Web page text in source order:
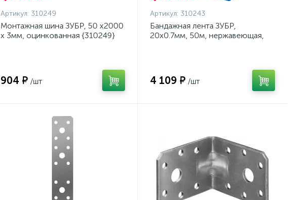
Артикул: 310249
Монтажная шина ЗУБР, 50 х2000
х 3мм, оцинкованная {310249}
904 ₽ /шт
Артикул: 310243
Бандажная лента ЗУБР,
20х0.7мм, 50м, нержавеющая,
4 109 ₽ /шт